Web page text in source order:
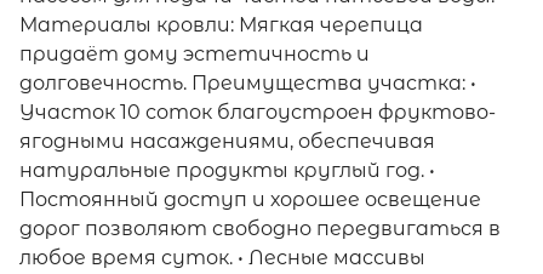
Материалы кровли: Мягкая черепица
придаёт дому эстетичность и
долговечность. Преимущества участка: •
Участок 10 соток благоустроен фруктово-
ягодными насаждениями, обеспечивая
натуральные продукты круглый год. •
Постоянный доступ и хорошее освещение
дорог позволяют свободно передвигаться в
любое время суток. • Лесные массивы